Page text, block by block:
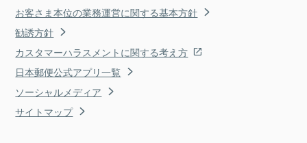
お客さま本位の業務運営に関する基本方針
勧誘方針
カスタマーハラスメントに関する考え方
日本郵便公式アプリ一覧
ソーシャルメディア
サイトマップ